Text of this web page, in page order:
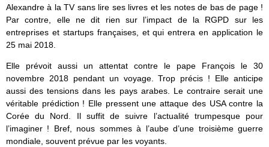
Alexandre à la TV sans lire ses livres et les notes de bas de page !
Par contre, elle ne dit rien sur l’impact de la RGPD sur les
entreprises et startups françaises, et qui entrera en application le
25 mai 2018.
Elle prévoit aussi un attentat contre le pape François le 30
novembre 2018 pendant un voyage. Trop précis ! Elle anticipe
aussi des tensions dans les pays arabes. Le contraire serait une
véritable prédiction ! Elle pressent une attaque des USA contre la
Corée du Nord. Il suffit de suivre l’actualité trumpesque pour
l’imaginer ! Bref, nous sommes à l’aube d’une troisième guerre
mondiale, souvent prévue par les voyants.